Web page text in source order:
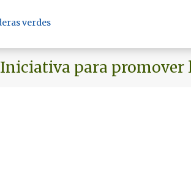
Iniciativa para promover